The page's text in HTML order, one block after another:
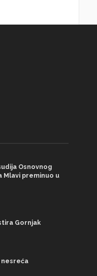
Osnovnog
Mlavi preminuo u
Gornjak
nesreća